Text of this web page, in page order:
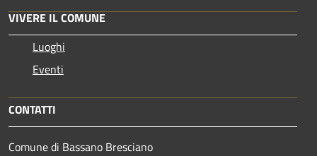
VIVERE IL COMUNE
Luoghi
Eventi
CONTATTI
Comune di Bassano Bresciano